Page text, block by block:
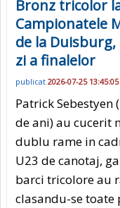
Bronz tricolor
Campionatele
de la
zi a finalelor
publicat 2026-07-25 13:45:05
Patrick Sebestyen
de ani) au cucerit
dublu rame in
U23 de canotaj,
barci tricolore au
clasandu-se toate